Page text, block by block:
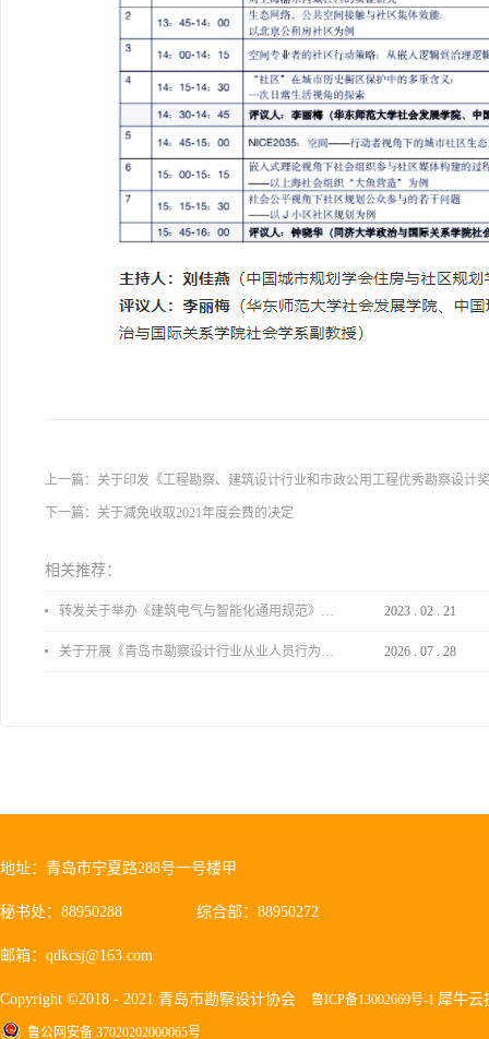
上一篇： 关于印发《工程勘察、建筑设计行业和市政公用工程优秀勘察设计
下一篇： 关于减免收取2021年度会费的决定
相关推荐：
转发关于举办《建筑电气与智能化通用规范》 GB55024-2022公益宣贯的通知 2023 . 02 . 21
关于开展《青岛市勘察设计行业从业人员行为导则》、《青岛市住宅工程设计审查品质提升指引（2026版）》宣贯活动的通知 2026 . 07 . 28
地址：青岛市宁夏路288号一号楼甲
秘书处：88950288 综合部：88950272
邮箱：qdkcsj@163.com
Copyright ©2018 - 2021 青岛市勘察设计协会 鲁ICP备13002669号-1 犀牛云
鲁公网安备 37020202000065号